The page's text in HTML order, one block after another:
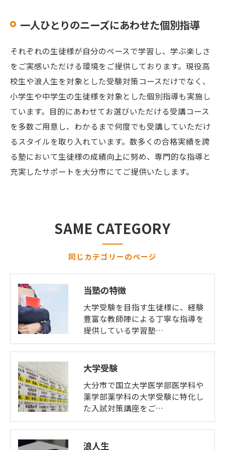
一人ひとりのニーズにあわせた個別指導
それぞれの生徒様が自分のペースで学習し、学ぶ楽しさ
をご実感いただける環境をご提供しております。現役高
校生や浪人生を対象とした受験対策コースだけでなく、
小学生や中学生の生徒様を対象とした個別指導も実施し
ています。目的にあわせてお選びいただける受講コース
を多数ご用意し、わかるまで何度でも受講していただけ
るスタイルを取り入れています。数多くの合格実績を誇
る塾において生徒様の成績向上に努め、専門的な指導と
充実したサポートを大分市にてご提供いたします。
同じカテゴリーのページ
SAME CATEGORY
当塾の特徴
大学受験を目指す生徒様に、経験
豊富な教師陣による丁寧な指導を
提供している学習塾…
大学受験
大分市で国立大学医学部医学科や
薬学部薬学科の大学受験に特化し
た入試対策講座をご…
浪人生